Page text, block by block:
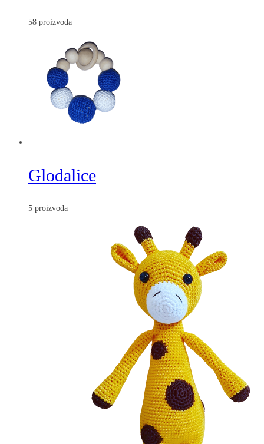
58 proizvoda
Glodalice
5 proizvoda